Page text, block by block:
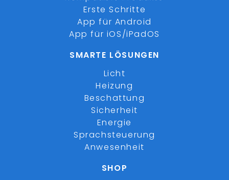
Erste Schritte
App für Android
App für iOS/iPadOS
SMARTE LÖSUNGEN
Licht
Heizung
Beschattung
Sicherheit
Energie
Sprachsteuerung
Anwesenheit
SHOP